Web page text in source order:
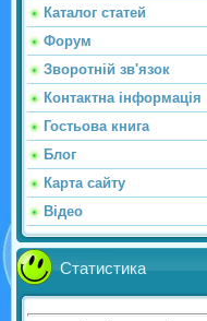
Каталог статей
Форум
Зворотній зв'язок
Контактна інформація
Гостьова книга
Блог
Карта сайту
Відео
Статистика